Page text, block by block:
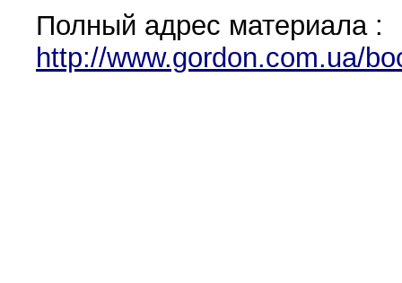
Полный адрес материала :
http://www.gordon.com.ua/